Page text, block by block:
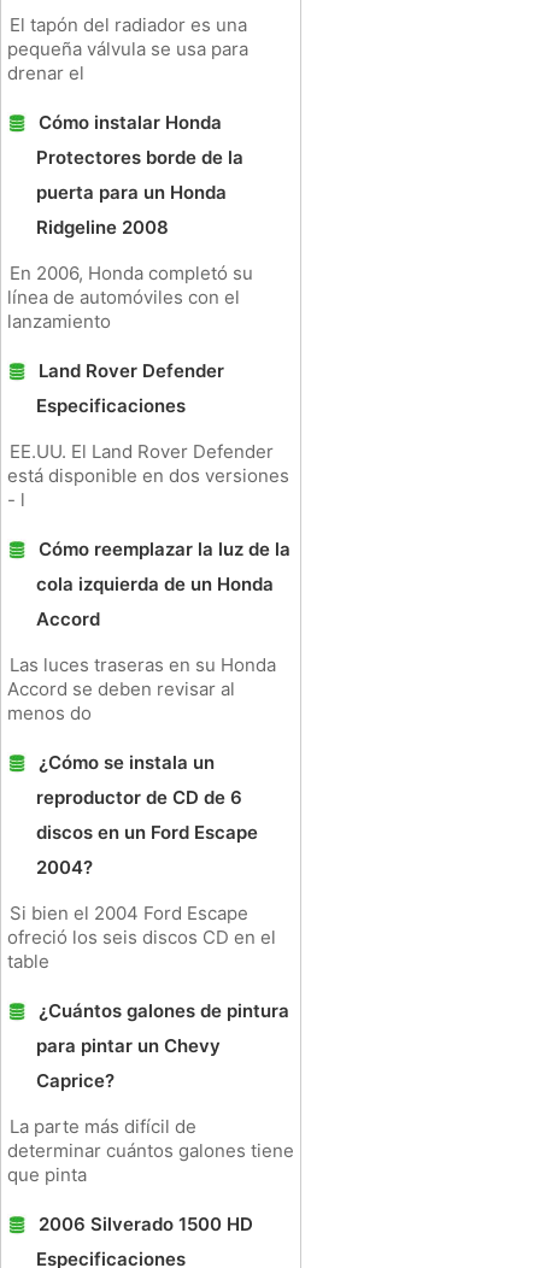
El tapón del radiador es una
pequeña válvula se usa para
drenar el
Cómo instalar Honda
Protectores borde de la
puerta para un Honda
Ridgeline 2008
En 2006, Honda completó su
línea de automóviles con el
lanzamiento
Land Rover Defender
Especificaciones
EE.UU. El Land Rover Defender
está disponible en dos versiones
- l
Cómo reemplazar la luz de la
cola izquierda de un Honda
Accord
Las luces traseras en su Honda
Accord se deben revisar al
menos do
¿Cómo se instala un
reproductor de CD de 6
discos en un Ford Escape
2004?
Si bien el 2004 Ford Escape
ofreció los seis discos CD en el
table
¿Cuántos galones de pintura
para pintar un Chevy
Caprice?
La parte más difícil de
determinar cuántos galones tiene
que pinta
2006 Silverado 1500 HD
Especificaciones